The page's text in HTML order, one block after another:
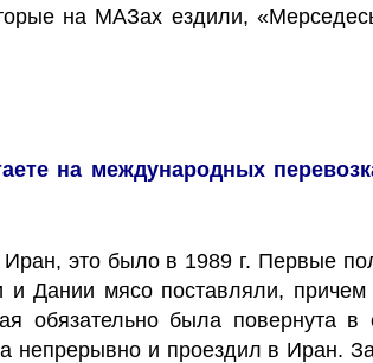
на МАЗах ездили,
на международных
это было в 1989 г. Первые
мясо поставляли, причем
обязательно была повернута
непрерывно и проездил в Иран.